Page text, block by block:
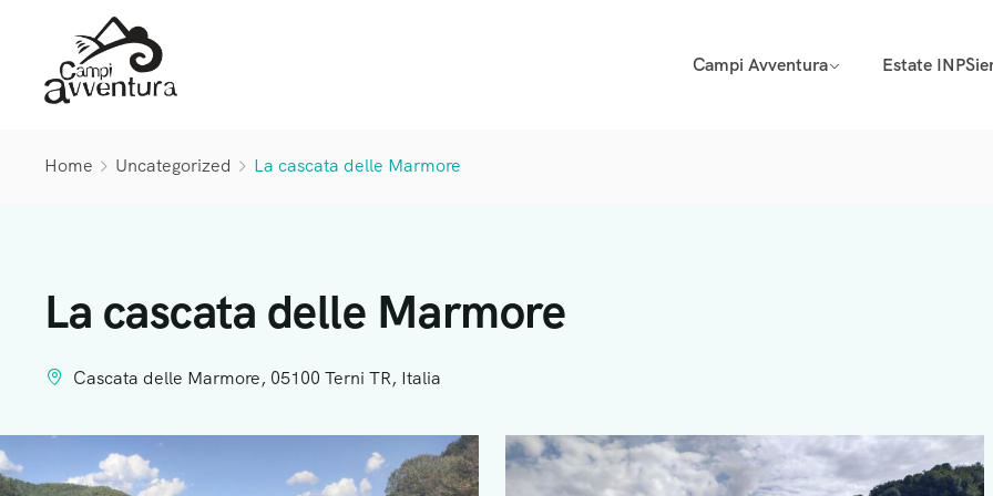
Campi Avventura Estate
Home Uncategorized La cascata delle Marmore
La cascata delle Marmore
Cascata delle Marmore, 05100 Terni TR, Italia